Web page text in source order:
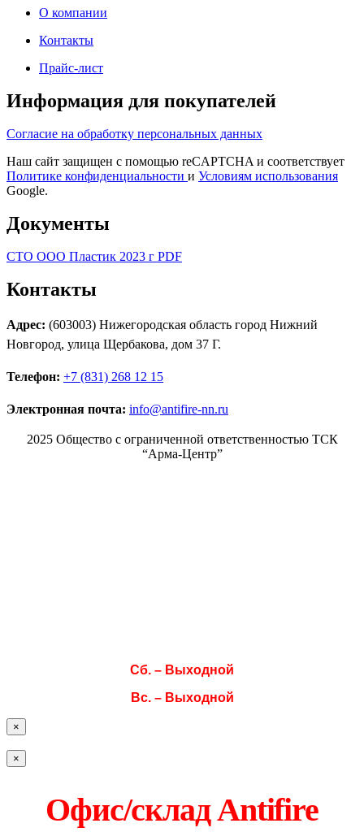
О компании
Контакты
Прайс-лист
Информация для покупателей
Согласие на обработку персональных данных
Наш сайт защищен с помощью reCAPTCHA и соответствует
Политике конфиденциальности и Условиям использования
Google.
Документы
СТО ООО Пластик 2023 г PDF
Контакты
Адрес: (603003) Нижегородская область город Нижний
Новгород, улица Щербакова, дом 37 Г.
Телефон: +7 (831) 268 12 15
Электронная почта: info@antifire-nn.ru
2025 Общество с ограниченной ответственностью ТСК
“Арма-Центр”
Сб. – Выходной
Вс. – Выходной
×
×
Офис/склад Antifire